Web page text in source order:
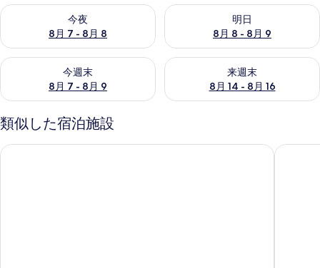
ー
今夜
8月 7 - 8月 8
今夜 8月 7 - 8月 8 の空室状況をチェック
明日
8月 8 - 8月 9
明日 8月 8 - 8月 9 の空室状況
今週末
8月 7 - 8月 9
今週末 8月 7 - 8月 9 の空室状況をチェック
来週末
8月 14 - 8月 16
来週末 8月 14 - 8月 16 の空室
類似した宿泊施設
トール パインズ イン ロード